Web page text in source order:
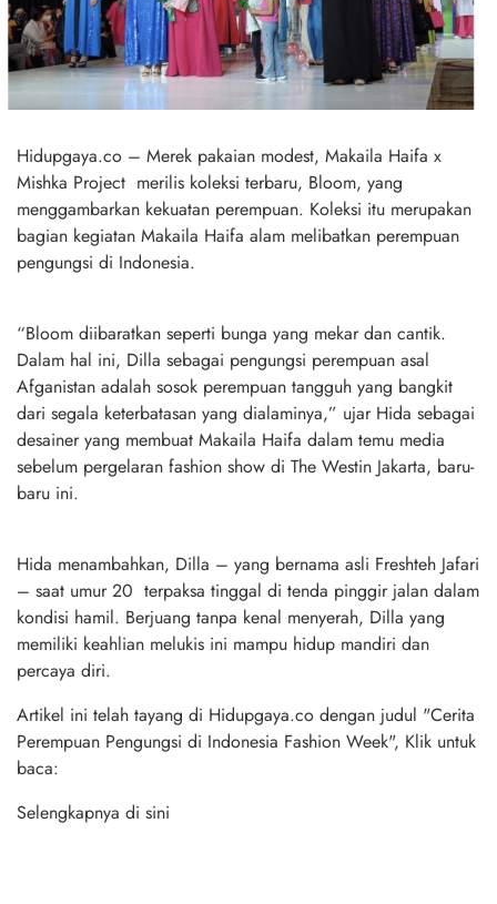
Hidupgaya.co – Merek pakaian modest, Makaila Haifa x
Mishka Project merilis koleksi terbaru, Bloom, yang
menggambarkan kekuatan perempuan. Koleksi itu merupakan
bagian kegiatan Makaila Haifa alam melibatkan perempuan
pengungsi di Indonesia.
“Bloom diibaratkan seperti bunga yang mekar dan cantik.
Dalam hal ini, Dilla sebagai pengungsi perempuan asal
Afganistan adalah sosok perempuan tangguh yang bangkit
dari segala keterbatasan yang dialaminya,” ujar Hida sebagai
desainer yang membuat Makaila Haifa dalam temu media
sebelum pergelaran fashion show di The Westin Jakarta, baru-
baru ini.
Hida menambahkan, Dilla – yang bernama asli Freshteh Jafari
– saat umur 20 terpaksa tinggal di tenda pinggir jalan dalam
kondisi hamil. Berjuang tanpa kenal menyerah, Dilla yang
memiliki keahlian melukis ini mampu hidup mandiri dan
percaya diri.
Artikel ini telah tayang di Hidupgaya.co dengan judul "Cerita
Perempuan Pengungsi di Indonesia Fashion Week", Klik untuk
baca:
Selengkapnya di sini